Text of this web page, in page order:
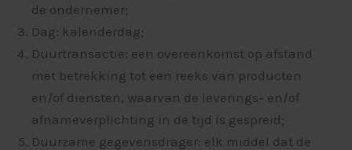
de ondernemer;
Dag: kalenderdag;
Duurtransactie: een overeenkomst op afstand
met betrekking tot een reeks van producten
en/of diensten, waarvan de leverings- en/of
afnameverplichting in de tijd is gespreid;
Duurzame gegevensdrager: elk middel dat de